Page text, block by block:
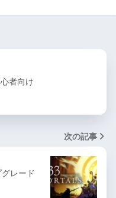
者向け
次の記事
レード